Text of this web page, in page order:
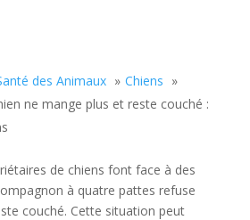
des Animaux
Chiens
ne mange plus et reste couché :
de chiens font face à des
à quatre pattes refuse
couché. Cette situation peut